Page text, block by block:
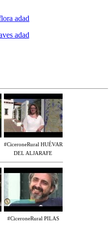
#CiceroneRural HUÉVAR
DEL ALJARAFE
#CiceroneRural PILAS